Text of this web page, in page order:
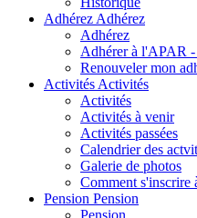
Adhérez Adhérez
Adhérez
Adhérer à l'APAR
Renouveler mon
Activités Activités
Activités
Activités à venir
Activités passées
Calendrier des
Galerie de photos
Comment s'inscrire
Pension Pension
Pension